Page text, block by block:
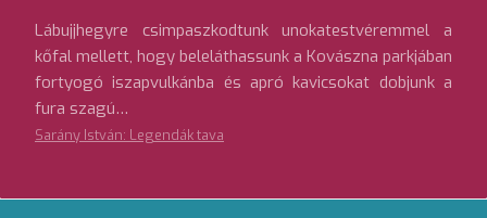
Lábujjhegyre csimpaszkodtunk unokatestvéremmel a
kőfal mellett, hogy beleláthassunk a Kovászna parkjában
fortyogó iszapvulkánba és apró kavicsokat dobjunk a
fura szagú…
Sarány István: Legendák tava